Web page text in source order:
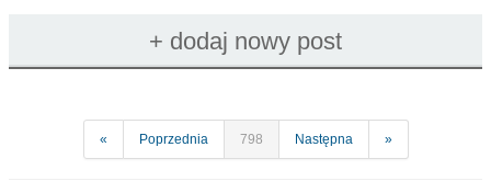
« Poprzednia 798 Następna »